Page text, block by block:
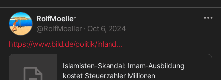
RolfMoeller
@RolfMoeller · Oct 6, 2024
https://www.bild.de/politik/inland...
Islamisten-Skandal: Imam-Ausbildung
kostet Steuerzahler Millionen